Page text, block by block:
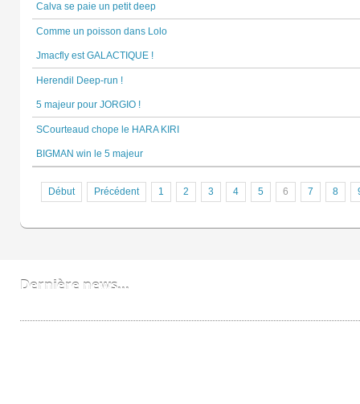
Calva se paie un petit deep
Comme un poisson dans Lolo
Jmacfly est GALACTIQUE !
Herendil Deep-run !
5 majeur pour JORGIO !
SCourteaud chope le HARA KIRI
BIGMAN win le 5 majeur
Début Précédent 1 2 3 4 5 6 7 8
Dernière news...